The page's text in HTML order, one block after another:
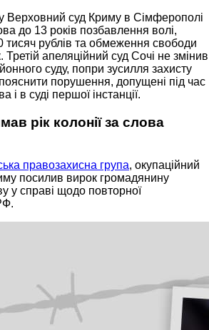
Верховний суд Криму в Сімферополі
до 13 років позбавлення волі,
тисяч рублів та обмеження свободи
Третій апеляційний суд Сочі не змінив
суду, попри зусилля захисту
порушення, допущені під час
і в суді першої інстанції.
рік колонії за слова
правозахисна група, окупаційний
посилив вирок громадянину
у справі щодо повторної